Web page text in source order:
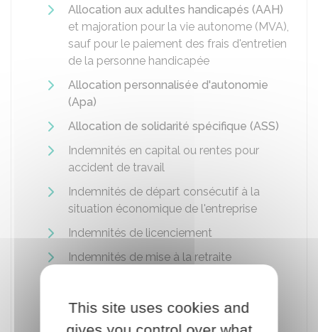
Allocation aux adultes handicapés (AAH)
et majoration pour la vie autonome (MVA),
sauf pour le paiement des frais d'entretien
de la personne handicapée
Allocation personnalisée d'autonomie
(Apa)
Allocation de solidarité spécifique (ASS)
Indemnités en capital ou rentes pour
accident de travail
Indemnités de départ consécutif à la
situation économique de l'entreprise
Indemnités de licenciement
Indemnités de mise à la retraite
Indemnités de rupture conventionnelle
This site uses cookies and